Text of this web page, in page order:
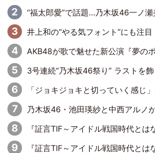
“福太郎愛”で話題…乃木坂46一ノ瀬美空、地元福岡『めんべい25
井上和の“やる気フォント”にも注目 乃木坂46が挑んだ書道
AKB48が歌で魅せた新公演『夢のポップスター』 初日か
3号連続“乃木坂46祭り” ラストを飾るのは賀喜遥香…5年ぶりの登場に「5年分大人
「ジョキジョキと切っていく感じ」STU48中村舞、
乃木坂46・池田瑛紗と中西アルノが「真冬のかき氷」騒動で火花散らす！ 因縁の裏にあるの
『証言TIF～アイドル戦国時代とはなんだったのか～』第11回：私立恵比寿中学・真山りか×安本彩花「TIFで10年ぶりのキョンシーメイクをした
『証言TIF～アイドル戦国時代とはなんだったのか～』第6回：でんぱ組.inc・古川未鈴×相沢梨紗「『ハロプロやりたかったな』って言ったら、夢眠ねむ